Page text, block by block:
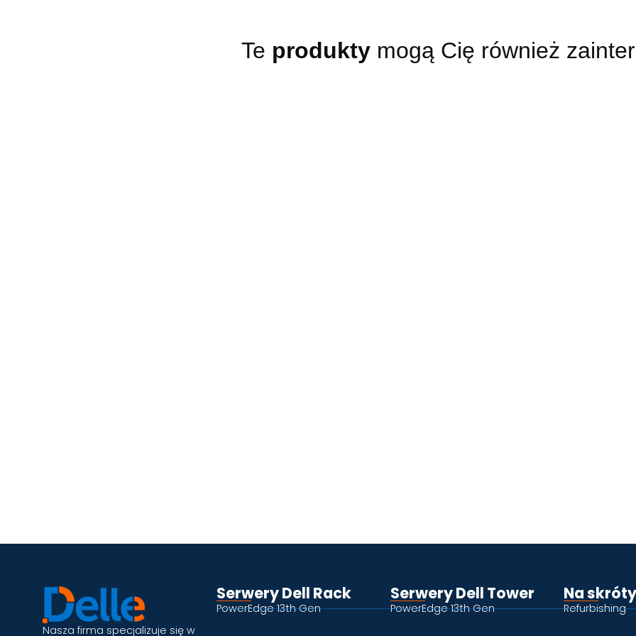
Te produkty mogą Cię również
Nasza firma specjalizuje się w
Serwery Dell Rack
PowerEdge 13th Gen
Serwery Dell Tower
PowerEdge 13th Gen
Na skróty
Refurbishing